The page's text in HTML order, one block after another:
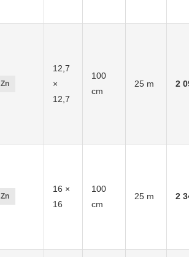
Zn
12,7
×
12,7
100
cm
25 m 2
Zn
16 ×
16
100
cm
25 m 2